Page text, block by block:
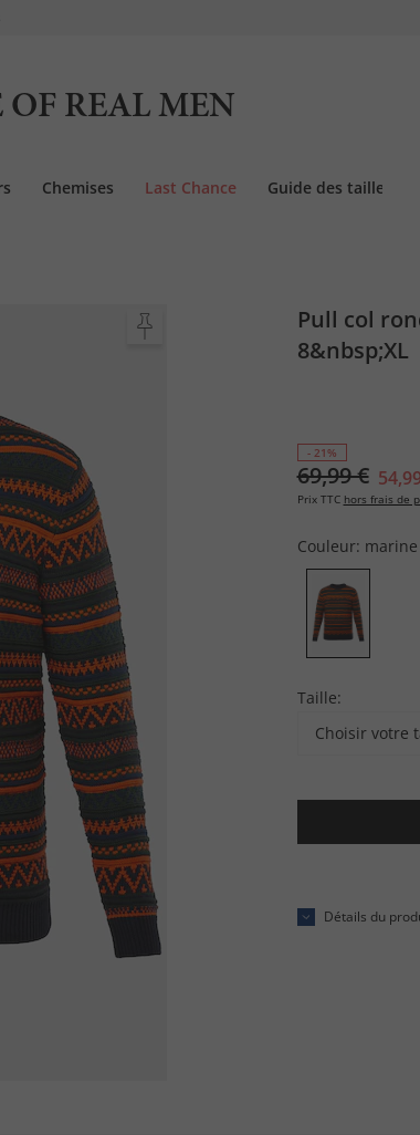
REAL MEN
Chemises Last Chance Guide des tailles
Pull col
8&nbsp;XL
- 21%
69,99 €
Prix TTC hors frais de
Couleur:
Taille:
Choisir votre
Détails du